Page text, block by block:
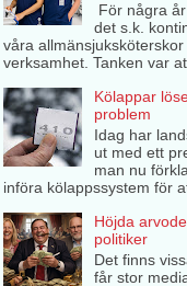
För några
det s.k.
våra
verksamhet. Tanken var
Kölappar
problem
Idag har
ut med ett
man nu
införa kölappssystem för
Höjda
politiker
Det finns
får stor